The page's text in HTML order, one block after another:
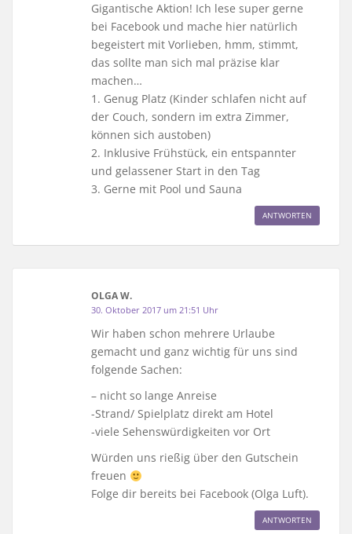
Gigantische Aktion! Ich lese super gerne
bei Facebook und mache hier natürlich
begeistert mit Vorlieben, hmm, stimmt,
das sollte man sich mal präzise klar
machen…
1. Genug Platz (Kinder schlafen nicht auf
der Couch, sondern im extra Zimmer,
können sich austoben)
2. Inklusive Frühstück, ein entspannter
und gelassener Start in den Tag
3. Gerne mit Pool und Sauna
ANTWORTEN
OLGA W.
30. Oktober 2017 um 21:51 Uhr
Wir haben schon mehrere Urlaube
gemacht und ganz wichtig für uns sind
folgende Sachen:
– nicht so lange Anreise
-Strand/ Spielplatz direkt am Hotel
-viele Sehenswürdigkeiten vor Ort
Würden uns rießig über den Gutschein
freuen
Folge dir bereits bei Facebook (Olga Luft).
ANTWORTEN